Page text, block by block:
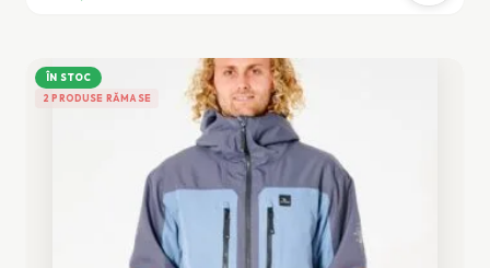
2.490,16 lei.
ÎN STOC
2 PRODUSE RĂMASE